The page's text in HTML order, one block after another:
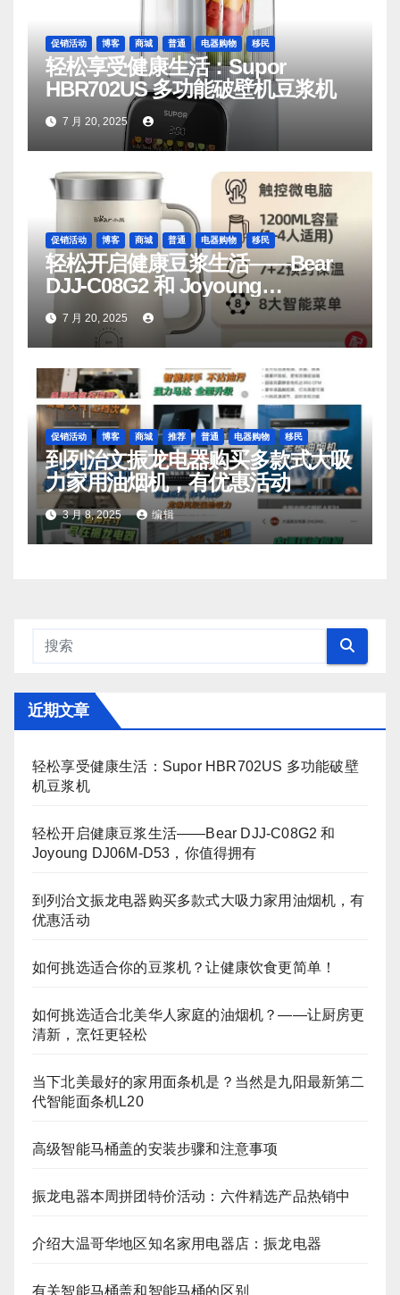
促销活动 博客 商城 普通 电器购物 移民
轻松享受健康生活：Supor
HBR702US 多功能破壁机豆浆机
7 月 20, 2025
促销活动 博客 商城 普通 电器购物 移民
轻松开启健康豆浆生活——Bear
DJJ‑C08G2 和 Joyoung
DJ06M‑D53，你值得拥有
7 月 20, 2025
促销活动 博客 商城 推荐 普通 电器购物 移民
到列治文振龙电器购买多款式大吸
力家用油烟机，有优惠活动
3 月 8, 2025 编辑
近期文章
轻松享受健康生活：Supor HBR702US 多功能破壁
机豆浆机
轻松开启健康豆浆生活——Bear DJJ‑C08G2 和
Joyoung DJ06M‑D53，你值得拥有
到列治文振龙电器购买多款式大吸力家用油烟机，有
优惠活动
如何挑选适合你的豆浆机？让健康饮食更简单！
如何挑选适合北美华人家庭的油烟机？——让厨房更
清新，烹饪更轻松
当下北美最好的家用面条机是？当然是九阳最新第二
代智能面条机L20
高级智能马桶盖的安装步骤和注意事项
振龙电器本周拼团特价活动：六件精选产品热销中
介绍大温哥华地区知名家用电器店：振龙电器
有关智能马桶盖和智能马桶的区别